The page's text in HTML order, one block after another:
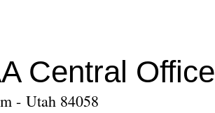
Central Office
- Utah 84058